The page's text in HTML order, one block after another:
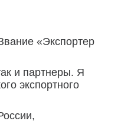
«Экспортер
и партнеры. Я
экспортного